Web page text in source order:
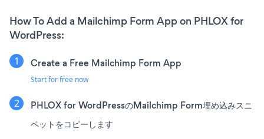
How To Add a Mailchimp Form App on PHLOX for
WordPress:
Create a Free Mailchimp Form App
Start for free now
PHLOX for WordPressのMailchimp Form埋め込みスニ
ペットをコピーします